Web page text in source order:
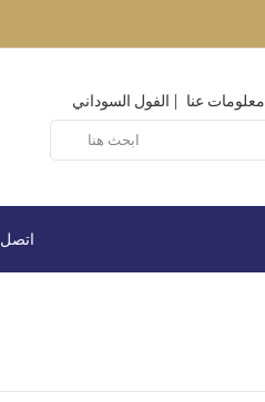
الفول السوداني معلومات عنا
اتصل